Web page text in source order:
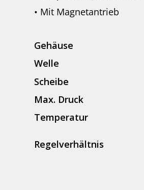
• Mit Magnetantrieb
Gehäuse
Welle
Scheibe
Max. Druck
Temperatur
Regelverhältnis